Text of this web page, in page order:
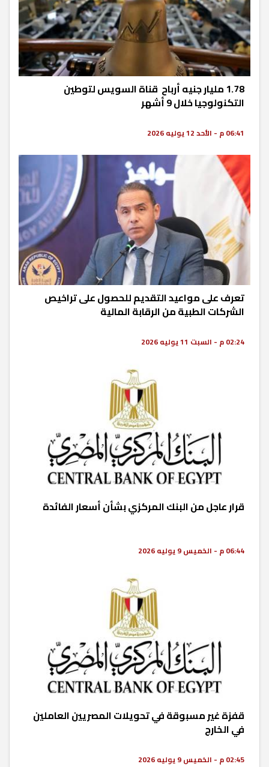
1.78 مليار جنيه أرباح قناة السويس لتوطين
التكنولوجيا خلال 9 أشهر
06:41 م - الأحد 12 يوليه 2026
تعرف على مواعيد التقديم للحصول على تراخيص
الشركات الطبية من الرقابة المالية
02:24 م - السبت 11 يوليه 2026
قرار عاجل من البنك المركزي بشأن أسعار الفائدة
06:44 م - الخميس 9 يوليه 2026
قفزة غير مسبوقة في تحويلات المصريين العاملين
في الخارج
02:45 م - الخميس 9 يوليه 2026